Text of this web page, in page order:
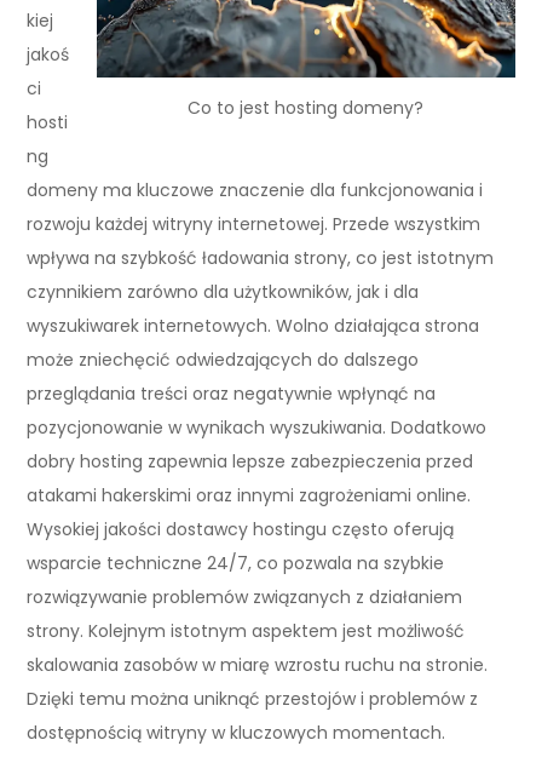
Co to jest hosting domeny?
kiej
jakoś
ci
hosti
ng
domeny ma kluczowe znaczenie dla funkcjonowania i
rozwoju każdej witryny internetowej. Przede wszystkim
wpływa na szybkość ładowania strony, co jest istotnym
czynnikiem zarówno dla użytkowników, jak i dla
wyszukiwarek internetowych. Wolno działająca strona
może zniechęcić odwiedzających do dalszego
przeglądania treści oraz negatywnie wpłynąć na
pozycjonowanie w wynikach wyszukiwania. Dodatkowo
dobry hosting zapewnia lepsze zabezpieczenia przed
atakami hakerskimi oraz innymi zagrożeniami online.
Wysokiej jakości dostawcy hostingu często oferują
wsparcie techniczne 24/7, co pozwala na szybkie
rozwiązywanie problemów związanych z działaniem
strony. Kolejnym istotnym aspektem jest możliwość
skalowania zasobów w miarę wzrostu ruchu na stronie.
Dzięki temu można uniknąć przestojów i problemów z
dostępnością witryny w kluczowych momentach.